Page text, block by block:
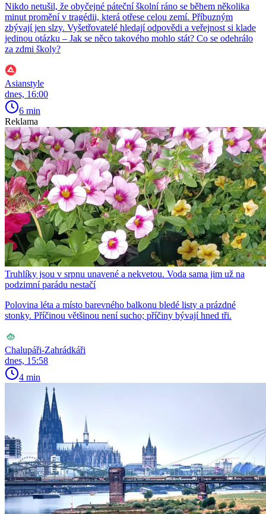
Nikdo netušil, že obyčejné páteční školní ráno se během několika
minut promění v tragédii, která otřese celou zemí. Příbuzným
zbývají jen slzy. Vyšetřovatelé hledají odpovědi a veřejnost si klade
jedinou otázku – Jak se něco takového mohlo stát? Co se odehrálo
za zdmi školy?
Asianstyle
dnes, 16:00
6 min
Reklama
Truhlíky jsou v srpnu unavené a nekvetou. Voda sama jim už na
podzimní parádu nestačí
Polovina léta a místo barevného balkonu bledé listy a prázdné
stonky. Příčinou většinou není sucho; příčiny bývají hned tři.
Chalupáři-Zahrádkáři
dnes, 15:58
4 min